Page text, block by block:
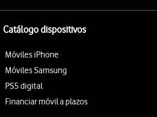
Catálogo dispositivos
Móviles iPhone
Móviles Samsung
PS5 digital
Financiar móvil a plazos